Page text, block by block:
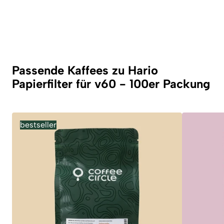
Passende Kaffees zu Hario
Papierfilter für v60 - 100er Packung
bestseller